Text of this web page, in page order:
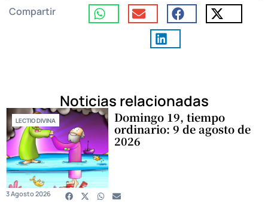
Compartir
Noticias relacionadas
LECTIO DIVINA Domingo 19, tiempo
ordinario: 9 de agosto de
2026
3 Agosto 2026